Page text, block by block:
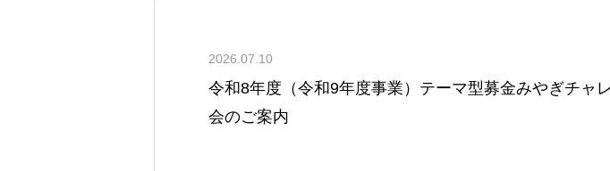
2026.07.10
令和8年度（令和9年度事業）テーマ型募金みやぎチャ
会のご案内